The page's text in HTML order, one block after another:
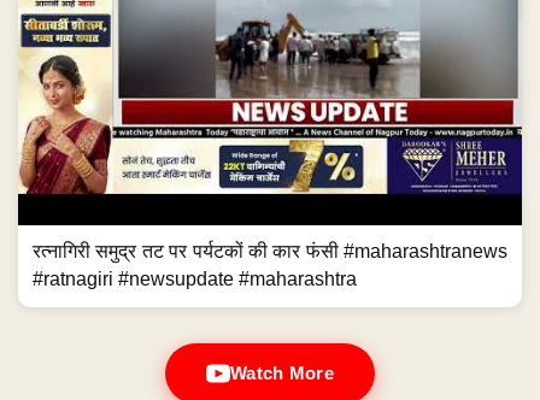
Watch More
Domain & Hosting FREE for 1 Year
← Even passerby rue condition of…
CM directs L&T to start… →
Kunjilalpeth Babulkheda Marathi
Next News
Shivaji Maharaj's Memorial at
Arabian Sea before monsoon